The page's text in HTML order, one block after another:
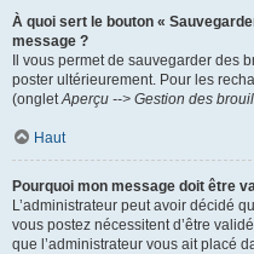
À quoi sert le bouton «
message ?
Il vous permet de sauvegarder des
poster ultérieurement. Pour les
(ongletAperçu --> Gestion des
Haut
Pourquoi mon message doit être
L’administrateur peut avoir décidé
vous postez nécessitent d’être
que l’administrateur vous ait placé